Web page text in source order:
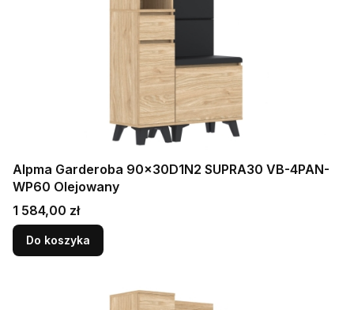
Alpma Garderoba 90x30D1N2 SUPRA30 VB-4PAN-
WP60 Olejowany
Cena
1 584,00 zł
Do koszyka